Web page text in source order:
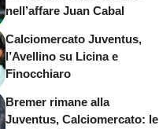
nell’affare Juan Cabal
Calciomercato Juventus,
l’Avellino su Licina e
Finocchiaro
Bremer rimane alla
Juventus, Calciomercato: le